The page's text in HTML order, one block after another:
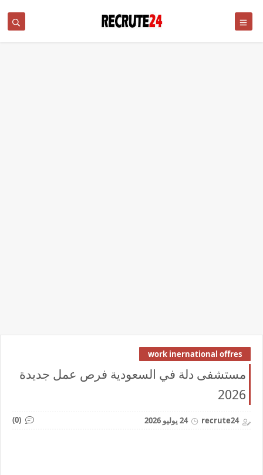
work inernational offres
مستشفى دلة في السعودية فرص عمل جديدة
2026
recrute24 24 يوليو 2026 (0)